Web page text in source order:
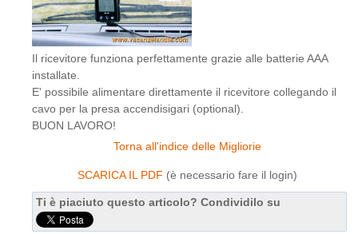
Il ricevitore funziona perfettamente grazie alle batterie AAA
installate.
E' possibile alimentare direttamente il ricevitore collegando il
cavo per la presa accendisigari (optional).
BUON LAVORO!
Torna all'indice delle Migliorie
SCARICA IL PDF (è necessario fare il login)
Ti è piaciuto questo articolo? Condividilo su